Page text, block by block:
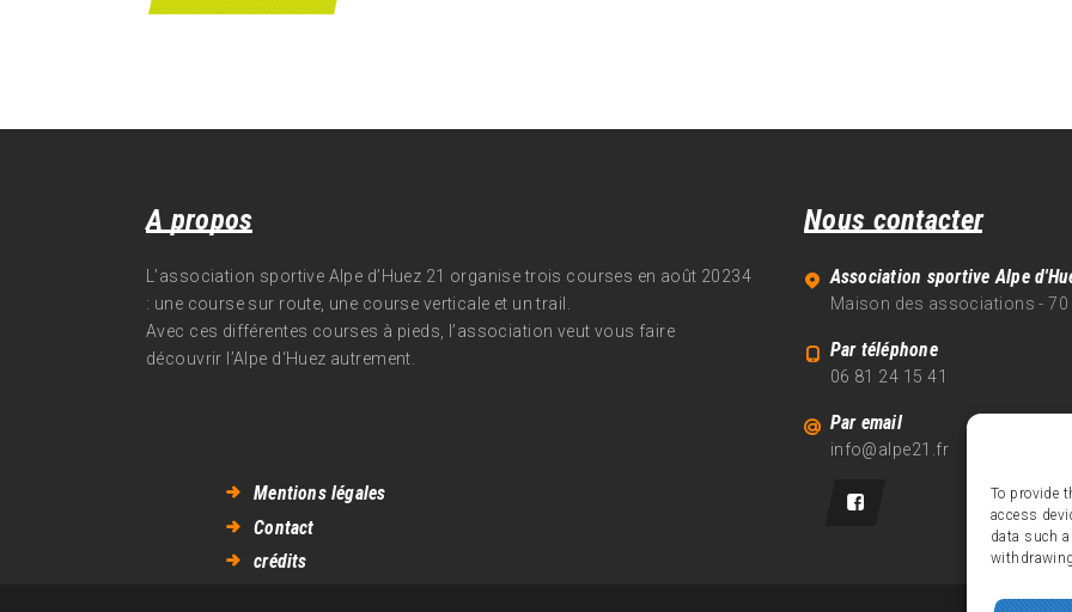
To provide
access
data such
A propos
L’association sportive Alpe d’Huez 21 organise trois courses en août 20234
: une course sur route, une course verticale et un trail.
Avec ces différentes courses à pieds, l’association veut vous faire
découvrir l’Alpe d‘Huez autrement.
Nous contacter
Association sportive Alpe
Maison des associations - 70
Par téléphone
06 81 24 15 41
Par email
info@alpe21.fr
Mentions légales
Contact
crédits